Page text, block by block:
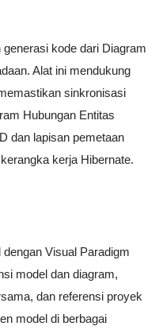
kode dari Diagram
Alat ini mendukung
sinkronisasi
Hubungan Entitas
dan lapisan pemetaan
kerja Hibernate.
Visual Paradigm
model dan diagram,
dan referensi proyek
model di berbagai